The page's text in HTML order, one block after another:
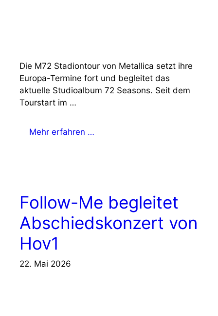
Die M72 Stadiontour von Metallica setzt ihre
Europa-Termine fort und begleitet das
aktuelle Studioalbum 72 Seasons. Seit dem
Tourstart im …
Mehr erfahren …
Follow-Me begleitet
Abschiedskonzert von
Hov1
22. Mai 2026